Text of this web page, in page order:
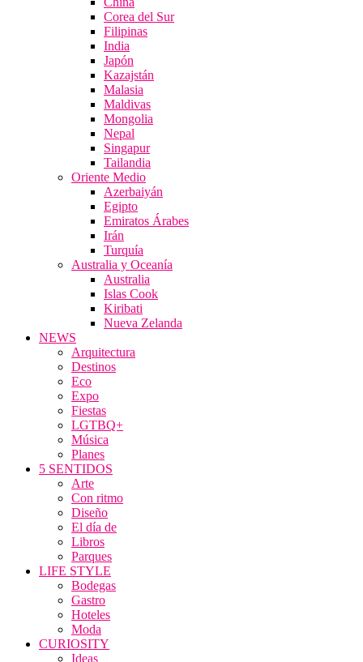
Corea del Sur
Filipinas
India
Japón
Kazajstán
Malasia
Maldivas
Mongolia
Nepal
Singapur
Tailandia
Oriente Medio
Azerbaiyán
Egipto
Emiratos Árabes
Irán
Turquía
Australia y Oceanía
Australia
Islas Cook
Kiribati
Nueva Zelanda
NEWS
Arquitectura
Destinos
Eco
Expo
Fiestas
LGTBQ+
Música
Planes
5 SENTIDOS
Arte
Con ritmo
Diseño
El día de
Libros
Parques
LIFE STYLE
Bodegas
Gastro
Hoteles
Moda
CURIOSITY
Ideas